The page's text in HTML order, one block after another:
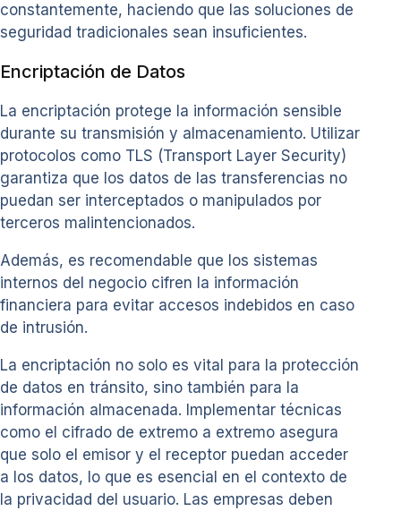
constantemente, haciendo que las soluciones de
seguridad tradicionales sean insuficientes.
Encriptación de Datos
La encriptación protege la información sensible
durante su transmisión y almacenamiento. Utilizar
protocolos como TLS (Transport Layer Security)
garantiza que los datos de las transferencias no
puedan ser interceptados o manipulados por
terceros malintencionados.
Además, es recomendable que los sistemas
internos del negocio cifren la información
financiera para evitar accesos indebidos en caso
de intrusión.
La encriptación no solo es vital para la protección
de datos en tránsito, sino también para la
información almacenada. Implementar técnicas
como el cifrado de extremo a extremo asegura
que solo el emisor y el receptor puedan acceder
a los datos, lo que es esencial en el contexto de
la privacidad del usuario. Las empresas deben